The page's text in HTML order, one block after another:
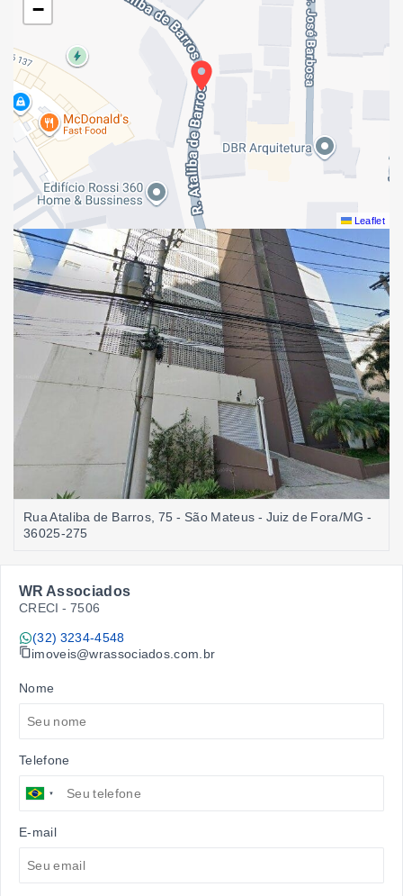
−
Leaflet
Rua Ataliba de Barros, 75 - São Mateus - Juiz de Fora/MG -
36025-275
WR Associados
CRECI - 7506
(32) 3234-4548
imoveis@wrassociados.com.br
Nome
Telefone
E-mail